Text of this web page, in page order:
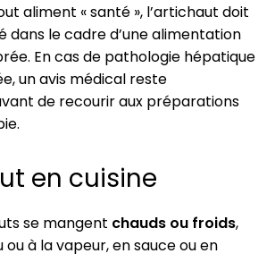
aliment « santé », l’artichaut doit
dans le cadre d’une alimentation
En cas de pathologie hépatique
un avis médical reste
de recourir aux préparations
en cuisine
se mangent chauds ou froids,
ou à la vapeur, en sauce ou en